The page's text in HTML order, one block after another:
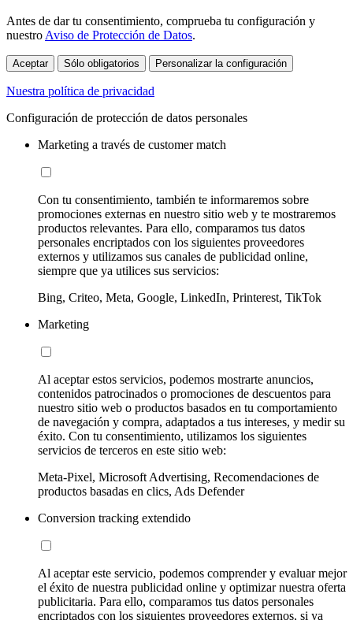
Antes de dar tu consentimiento, comprueba tu configuración y
nuestro Aviso de Protección de Datos.
Aceptar Sólo obligatorios Personalizar la configuración
Nuestra política de privacidad
Configuración de protección de datos personales
Marketing a través de customer match
Con tu consentimiento, también te informaremos sobre
promociones externas en nuestro sitio web y te mostraremos
productos relevantes. Para ello, comparamos tus datos
personales encriptados con los siguientes proveedores
externos y utilizamos sus canales de publicidad online,
siempre que ya utilices sus servicios:
Bing, Criteo, Meta, Google, LinkedIn, Printerest, TikTok
Marketing
Al aceptar estos servicios, podemos mostrarte anuncios,
contenidos patrocinados o promociones de descuentos para
nuestro sitio web o productos basados en tu comportamiento
de navegación y compra, adaptados a tus intereses, y medir su
éxito. Con tu consentimiento, utilizamos los siguientes
servicios de terceros en este sitio web:
Meta-Pixel, Microsoft Advertising, Recomendaciones de
productos basadas en clics, Ads Defender
Conversion tracking extendido
Al aceptar este servicio, podemos comprender y evaluar mejor
el éxito de nuestra publicidad online y optimizar nuestra oferta
publicitaria. Para ello, comparamos tus datos personales
encriptados con los siguientes proveedores externos, si ya